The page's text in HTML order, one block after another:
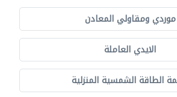
موردي ومقاولي المعادن
الايدي العاملة
الطاقة الشمسية المنزلية